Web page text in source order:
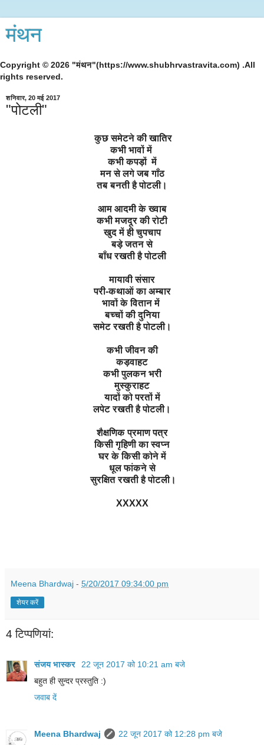
मंथन
Copyright © 2026 "मंथन"(https://www.shubhrvastravita.com) .All
rights reserved.
शनिवार, 20 मई 2017
"पोटली"
कुछ समेटने की खातिर
कभी भावों में
कभी कपड़ों में
मन से लगे जब गाँठ
तब बनती है पोटली।
आम आदमी के ख्वाब
कभी मजदूर की रोटी
खुद में ही चुपचाप
बड़े जतन से
बाँध रखती है पोटली
मायावी संसार
परी-कथाओं का अम्बार
भावों के वितान में
बच्चों की दुनिया
समेट रखती है पोटली।
कभी जीवन की
कड़वाहट
कभी पुलकन भरी
मुस्कुराहट
यादों को परतों में
लपेट रखती है पोटली।
शैक्षणिक प्रमाण पत्र
किसी गृहिणी का स्वप्न
घर के किसी कोने में
धूल फांकने से
सुरक्षित रखती है पोटली।
XXXXX
Meena Bhardwaj - 5/20/2017 09:34:00 pm
शेयर करें
4 टिप्‍पणियां:
संजय भास्‍कर
22 जून 2017 को 10:21 am बजे
बहुत ही सुन्दर प्रस्तुति :)
जवाब दें
Meena Bhardwaj
22 जून 2017 को 12:28 pm बजे